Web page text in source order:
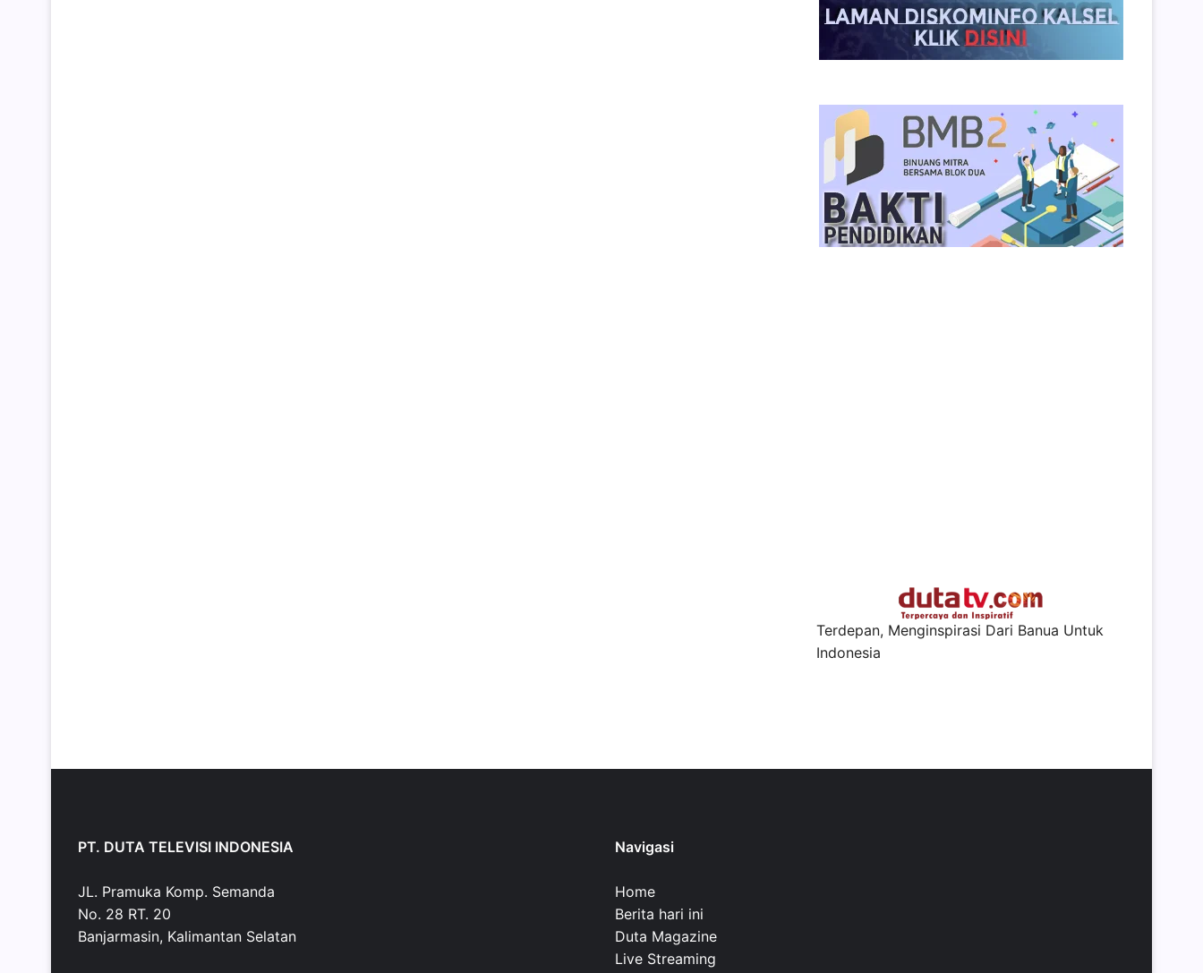
Terdepan, Menginspirasi Dari Banua Untuk
Indonesia
PT. DUTA TELEVISI INDONESIA
JL. Pramuka Komp. Semanda
No. 28 RT. 20
Banjarmasin, Kalimantan Selatan
Navigasi
Home
Berita hari ini
Duta Magazine
Live Streaming